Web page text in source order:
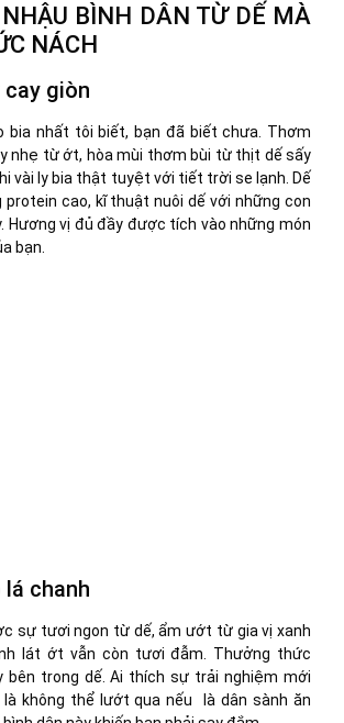
BÌNH DÂN TỪ DẾ MÀ
NÁCH
cay giòn
bia nhất tôi biết, bạn đã biết chưa. Thơm
nhẹ từ ớt, hòa mùi thơm bùi từ thịt dế sấy
vài ly bia thật tuyệt với tiết trời se lạnh. Dế
cao, kĩ thuật nuôi dế với những con
Hương vị đủ đầy được tích vào những món
bạn.
chanh
sự tươi ngon từ dế, ẩm ướt từ gia vị xanh
lát ớt vẫn còn tươi đẫm. Thưởng thức
bên trong dế. Ai thích sự trải nghiệm mới
không thể lướt qua nếu là dân sành ăn